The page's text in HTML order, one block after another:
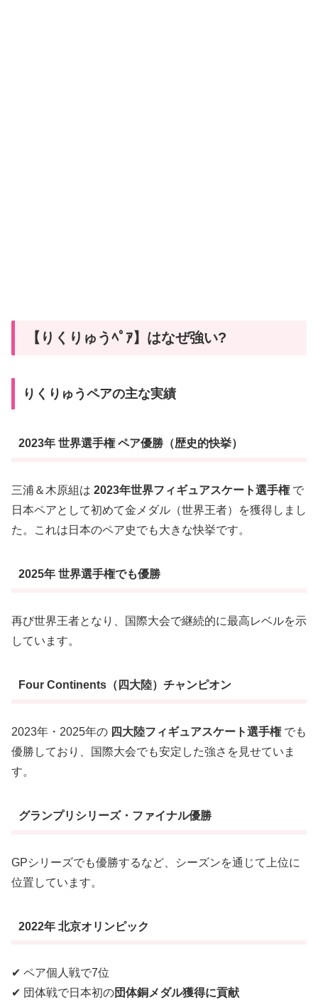
【りくりゅうﾍﾟｱ】はなぜ強い?
りくりゅうペアの主な実績
2023年 世界選手権 ペア優勝（歴史的快挙）
三浦＆木原組は 2023年世界フィギュアスケート選手権で
日本ペアとして初めて金メダル（世界王者）を獲得しまし
た。これは日本のペア史でも大きな快挙です。
2025年 世界選手権でも優勝
再び世界王者となり、国際大会で継続的に最高レベルを示
しています。
Four Continents（四大陸）チャンピオン
2023年・2025年の 四大陸フィギュアスケート選手権でも
優勝しており、国際大会でも安定した強さを見せていま
す。
グランプリシリーズ・ファイナル優勝
GPシリーズでも優勝するなど、シーズンを通じて上位に
位置しています。
2022年 北京オリンピック
✔ ペア個人戦で7位
✔ 団体戦で日本初の団体銅メダル獲得に貢献